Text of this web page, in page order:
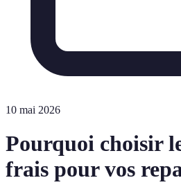
10 mai 2026
Pourquoi choisir
frais pour vos